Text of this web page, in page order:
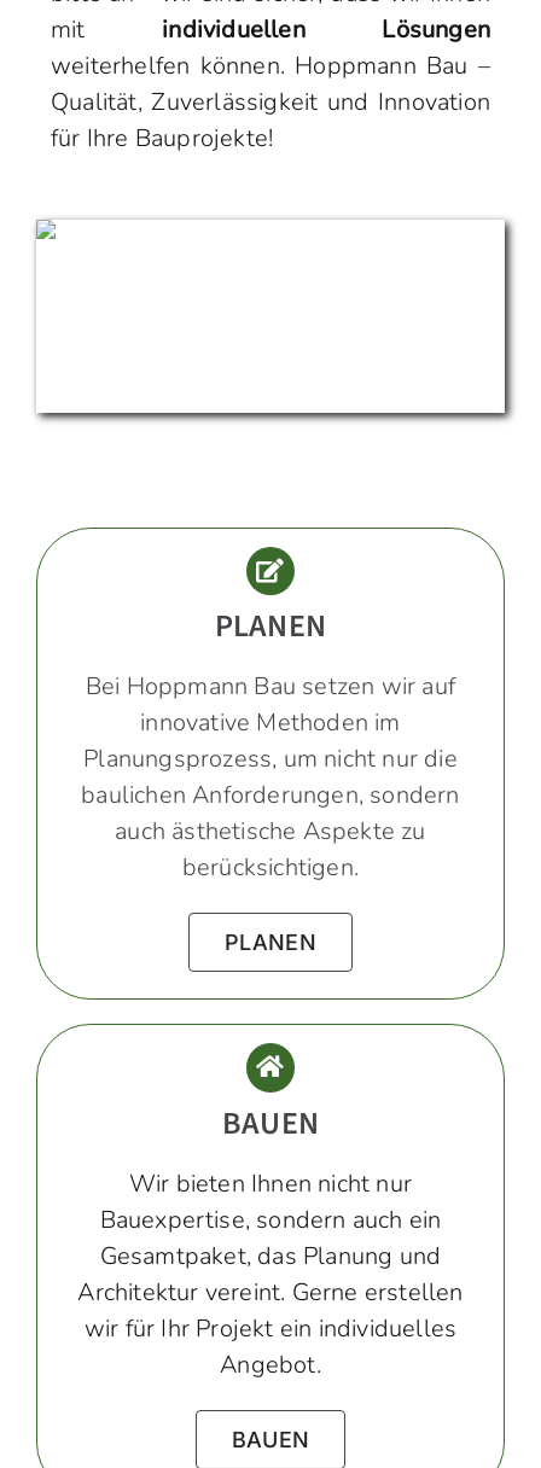
mit individuellen Lösungen
weiterhelfen können. Hoppmann Bau –
Qualität, Zuverlässigkeit und Innovation
für Ihre Bauprojekte!
PLANEN
Bei Hoppmann Bau setzen wir auf
innovative Methoden im
Planungsprozess, um nicht nur die
baulichen Anforderungen, sondern
auch ästhetische Aspekte zu
berücksichtigen.
PLANEN
BAUEN
Wir bieten Ihnen nicht nur
Bauexpertise, sondern auch ein
Gesamtpaket, das Planung und
Architektur vereint. Gerne erstellen
wir für Ihr Projekt ein individuelles
Angebot.
BAUEN